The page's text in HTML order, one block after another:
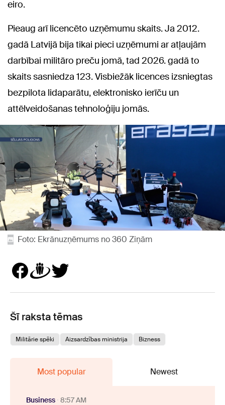
eiro.
Pieaug arī licencēto uzņēmumu skaits. Ja 2012.
gadā Latvijā bija tikai pieci uzņēmumi ar atļaujām
darbībai militāro preču jomā, tad 2026. gadā to
skaits sasniedza 123. Visbiežāk licences izsniegtas
bezpilota lidaparātu, elektronisko ierīču un
attēlveidošanas tehnoloģiju jomās.
Foto: Ekrānuzņēmums no 360 Ziņām
Šī raksta tēmas
Militārie spēki Aizsardzības ministrija Bizness
Most popular Newest
Business 8:57 AM